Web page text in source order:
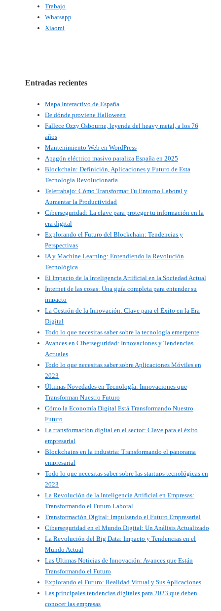
Trabajo
Whatsapp
Xiaomi
Entradas recientes
Mapa Interactivo de España
De dónde proviene Halloween
Fallece Ozzy Osbourne, leyenda del heavy metal, a los 76
años
Mantenimiento Web en WordPress
Apagón eléctrico masivo paraliza España en 2025
Blockchain: Definición, Aplicaciones y Futuro de Esta
Tecnología Revolucionaria
Teletrabajo: Cómo Transformar Tu Entorno Laboral y
Aumentar la Productividad
Ciberseguridad: La clave para proteger tu información en la
era digital
Explorando el Futuro del Blockchain: Tendencias y
Perspectivas
IA y Machine Learning: Entendiendo la Revolución
Tecnológica
El Impacto de la Inteligencia Artificial en la Sociedad Actual
Internet de las cosas: Una guía completa para entender su
impacto
La Gestión de la Innovación: Clave para el Éxito en la Era
Digital
Todo lo que necesitas saber sobre la tecnología emergente
Avances en Ciberseguridad: Innovaciones y Tendencias
Actuales
Todo lo que necesitas saber sobre Aplicaciones Móviles en
2023
Últimas Novedades en Tecnología: Innovaciones que
Transforman Nuestro Futuro
Cómo la Economía Digital Está Transformando Nuestro
Futuro
La transformación digital en el sector: Clave para el éxito
empresarial
Blockchains en la industria: Transformando el panorama
empresarial
Todo lo que necesitas saber sobre las startups tecnológicas en
2023
La Revolución de la Inteligencia Artificial en Empresas:
Transformando el Futuro Laboral
Transformación Digital: Impulsando el Futuro Empresarial
Ciberseguridad en el Mundo Digital: Un Análisis Actualizado
La Revolución del Big Data: Impacto y Tendencias en el
Mundo Actual
Las Últimas Noticias de Innovación: Avances que Están
Transformando el Futuro
Explorando el Futuro: Realidad Virtual y Sus Aplicaciones
Las principales tendencias digitales para 2023 que deben
conocer las empresas